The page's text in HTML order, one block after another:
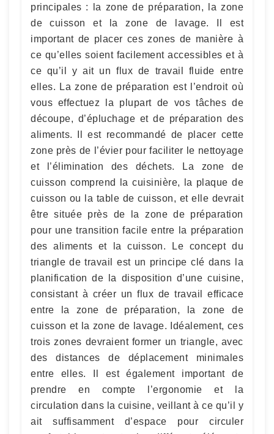
principales : la zone de préparation, la zone
de cuisson et la zone de lavage. Il est
important de placer ces zones de manière à
ce qu’elles soient facilement accessibles et à
ce qu’il y ait un flux de travail fluide entre
elles. La zone de préparation est l’endroit où
vous effectuez la plupart de vos tâches de
découpe, d’épluchage et de préparation des
aliments. Il est recommandé de placer cette
zone près de l’évier pour faciliter le nettoyage
et l’élimination des déchets. La zone de
cuisson comprend la cuisinière, la plaque de
cuisson ou la table de cuisson, et elle devrait
être située près de la zone de préparation
pour une transition facile entre la préparation
des aliments et la cuisson. Le concept du
triangle de travail est un principe clé dans la
planification de la disposition d’une cuisine,
consistant à créer un flux de travail efficace
entre la zone de préparation, la zone de
cuisson et la zone de lavage. Idéalement, ces
trois zones devraient former un triangle, avec
des distances de déplacement minimales
entre elles. Il est également important de
prendre en compte l’ergonomie et la
circulation dans la cuisine, veillant à ce qu’il y
ait suffisamment d’espace pour circuler